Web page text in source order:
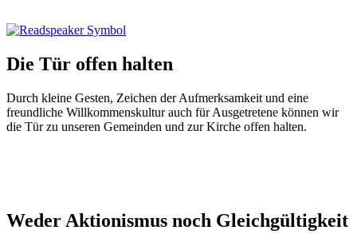
Die Tür offen halten
Durch kleine Gesten, Zeichen der Aufmerksamkeit und eine
freundliche Willkommenskultur auch für Ausgetretene können wir
die Tür zu unseren Gemeinden und zur Kirche offen halten.
Weder Aktionismus noch Gleichgültigkeit